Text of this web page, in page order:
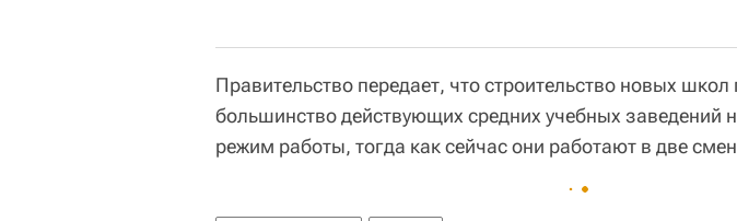
Правительство передает, что строительство новых
большинство действующих средних учебных заведений
режим работы, тогда как сейчас они работают в две